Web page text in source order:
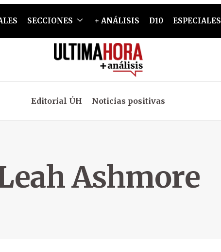
SECCIONES + ANÁLISIS D10 ESPECIALES
Editorial ÚH Noticias positivas
Ashmore